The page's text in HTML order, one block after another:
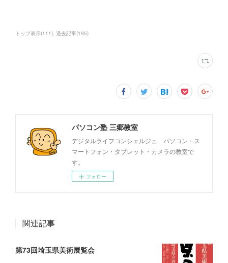
トップ表示(111) 過去記事(195)
パソコン塾 三郷教室
デジタルライフコンシェルジュ パソコン・ス
マートフォン・タブレット・カメラの教室で
す。
フォロー
関連記事
第73回埼玉県美術展覧会